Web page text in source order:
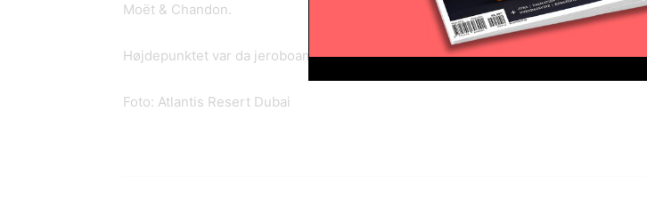
Moët & Chandon.
Højdepunktet var da jeroboamflasker (3 l) af Moët & Chandon blev fyldt i glassene
Foto: Atlantis Resert Dubai